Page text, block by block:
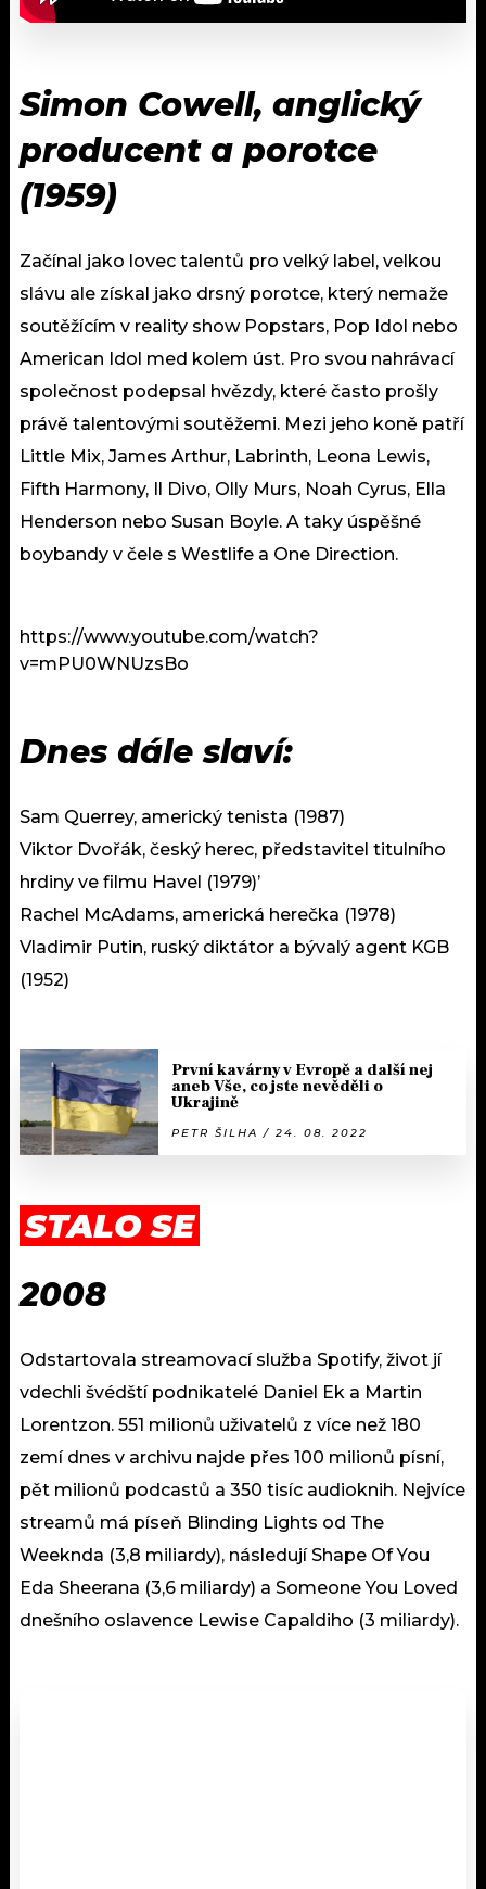
Simon Cowell, anglický
producent a porotce
(1959)
Začínal jako lovec talentů pro velký label, velkou
slávu ale získal jako drsný porotce, který nemaže
soutěžícím v reality show Popstars, Pop Idol nebo
American Idol med kolem úst. Pro svou nahrávací
společnost podepsal hvězdy, které často prošly
právě talentovými soutěžemi. Mezi jeho koně patří
Little Mix, James Arthur, Labrinth, Leona Lewis,
Fifth Harmony, Il Divo, Olly Murs, Noah Cyrus, Ella
Henderson nebo Susan Boyle. A taky úspěšné
boybandy v čele s Westlife a One Direction.
https://www.youtube.com/watch?
v=mPU0WNUzsBo
Dnes dále slaví:
Sam Querrey, americký tenista (1987)
Viktor Dvořák, český herec, představitel titulního
hrdiny ve filmu Havel (1979)’
Rachel McAdams, americká herečka (1978)
Vladimir Putin, ruský diktátor a bývalý agent KGB
(1952)
První kavárny v Evropě a další nej
aneb Vše, co jste nevěděli o
Ukrajině
PETR ŠILHA / 24. 08. 2022
STALO SE
2008
Odstartovala streamovací služba Spotify, život jí
vdechli švédští podnikatelé Daniel Ek a Martin
Lorentzon. 551 milionů uživatelů z více než 180
zemí dnes v archivu najde přes 100 milionů písní,
pět milionů podcastů a 350 tisíc audioknih. Nejvíce
streamů má píseň Blinding Lights od The
Weeknda (3,8 miliardy), následují Shape Of You
Eda Sheerana (3,6 miliardy) a Someone You Loved
dnešního oslavence Lewise Capaldiho (3 miliardy).